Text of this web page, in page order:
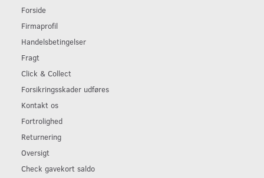
Forside
Firmaprofil
Handelsbetingelser
Fragt
Click & Collect
Forsikringsskader udføres
Kontakt os
Fortrolighed
Returnering
Oversigt
Check gavekort saldo